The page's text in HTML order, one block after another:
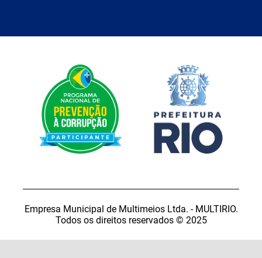
Empresa Municipal de Multimeios Ltda. - MULTIRIO.
Todos os direitos reservados © 2025